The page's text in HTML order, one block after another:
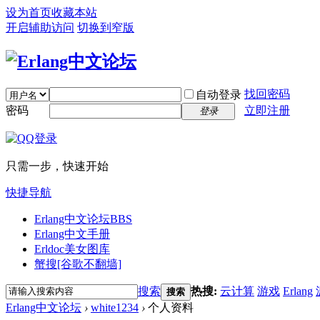
设为首页收藏本站
开启辅助访问 切换到窄版
自动登录 找回密码
密码
登录 立即注册
只需一步，快速开始
快捷导航
Erlang中文论坛BBS
Erlang中文手册
Erldoc美女图库
蟹搜[谷歌不翻墙]
搜索 搜索 热搜: 云计算 游戏 Erlang
Erlang中文论坛 › white1234 › 个人资料